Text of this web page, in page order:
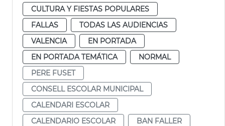
CULTURA Y FIESTAS POPULARES
FALLAS
TODAS LAS AUDIENCIAS
VALENCIA
EN PORTADA
EN PORTADA TEMÁTICA
NORMAL
PERE FUSET
CONSELL ESCOLAR MUNICIPAL
CALENDARI ESCOLAR
CALENDARIO ESCOLAR
BAN FALLER